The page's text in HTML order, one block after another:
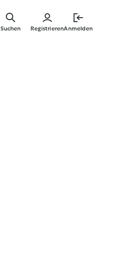
springen
RegistrierenAnmelden
Suchen